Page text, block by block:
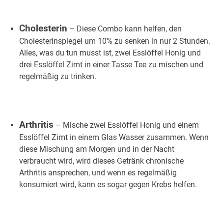
Cholesterin – Diese Combo kann helfen, den
Cholesterinspiegel um 10% zu senken in nur 2 Stunden.
Alles, was du tun musst ist, zwei Esslöffel Honig und
drei Esslöffel Zimt in einer Tasse Tee zu mischen und
regelmäßig zu trinken.
Arthritis – Mische zwei Esslöffel Honig und einem
Esslöffel Zimt in einem Glas Wasser zusammen. Wenn
diese Mischung am Morgen und in der Nacht
verbraucht wird, wird dieses Getränk chronische
Arthritis ansprechen, und wenn es regelmäßig
konsumiert wird, kann es sogar gegen Krebs helfen.